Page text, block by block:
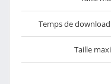
Temps de
Taille